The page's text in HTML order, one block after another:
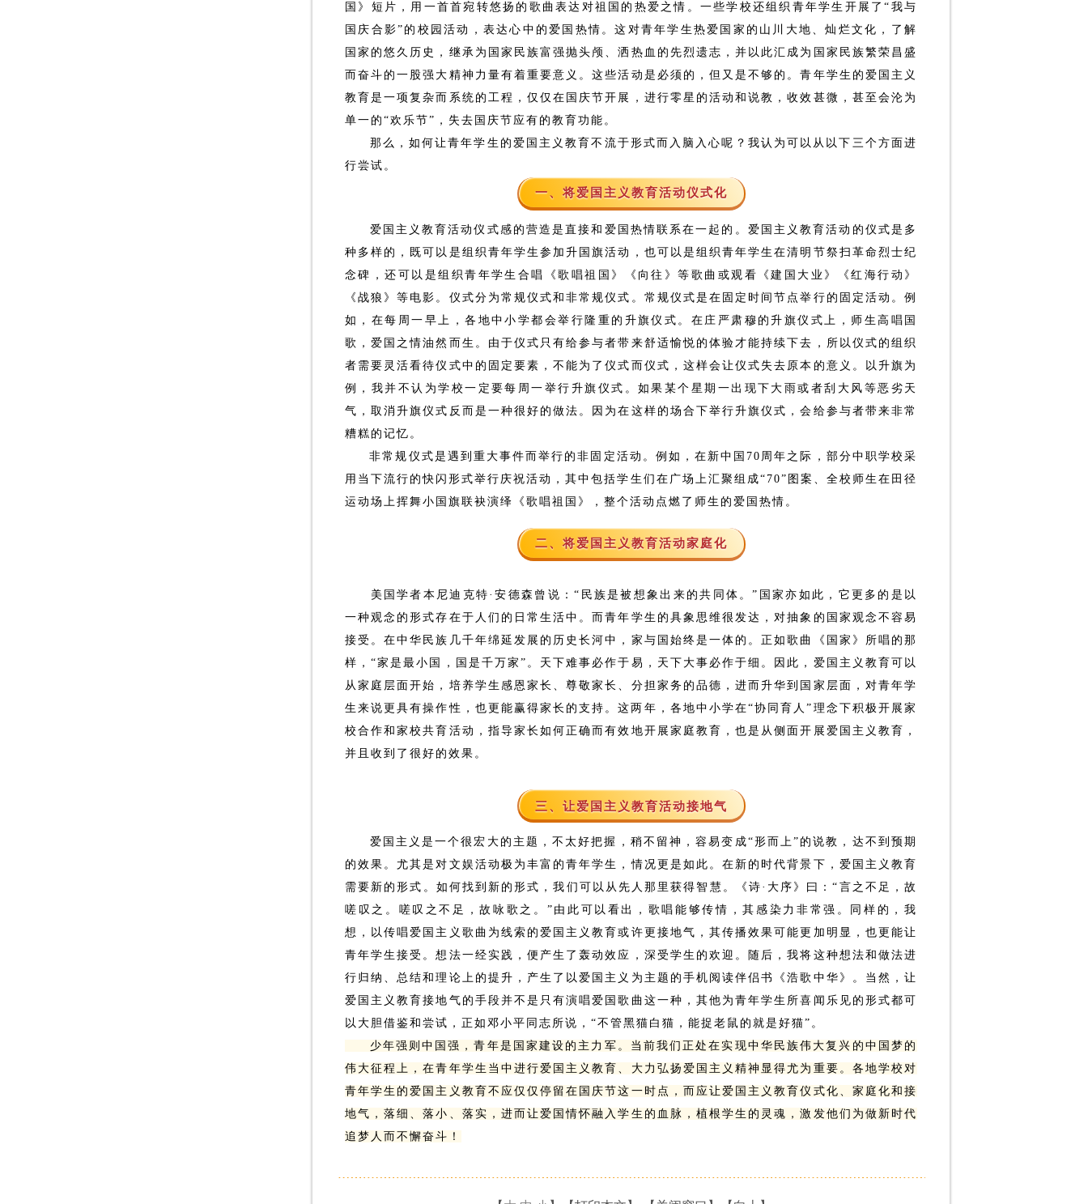
国》短片，用一首首宛转悠扬的歌曲表达对祖国的热爱之情。一些学校还组织青年学生开展了“我与
国庆合影”的校园活动，表达心中的爱国热情。这对青年学生热爱国家的山川大地、灿烂文化，了解
国家的悠久历史，继承为国家民族富强抛头颅、洒热血的先烈遗志，并以此汇成为国家民族繁荣昌盛
而奋斗的一股强大精神力量有着重要意义。这些活动是必须的，但又是不够的。青年学生的爱国主义
教育是一项复杂而系统的工程，仅仅在国庆节开展，进行零星的活动和说教，收效甚微，甚至会沦为
单一的“欢乐节”，失去国庆节应有的教育功能。
那么，如何让青年学生的爱国主义教育不流于形式而入脑入心呢？我认为可以从以下三个方面进
行尝试。
一、将爱国主义教育活动仪式化
爱国主义教育活动仪式感的营造是直接和爱国热情联系在一起的。爱国主义教育活动的仪式是多
种多样的，既可以是组织青年学生参加升国旗活动，也可以是组织青年学生在清明节祭扫革命烈士纪
念碑，还可以是组织青年学生合唱《歌唱祖国》《向往》等歌曲或观看《建国大业》《红海行动》
《战狼》等电影。仪式分为常规仪式和非常规仪式。常规仪式是在固定时间节点举行的固定活动。例
如，在每周一早上，各地中小学都会举行隆重的升旗仪式。在庄严肃穆的升旗仪式上，师生高唱国
歌，爱国之情油然而生。由于仪式只有给参与者带来舒适愉悦的体验才能持续下去，所以仪式的组织
者需要灵活看待仪式中的固定要素，不能为了仪式而仪式，这样会让仪式失去原本的意义。以升旗为
例，我并不认为学校一定要每周一举行升旗仪式。如果某个星期一出现下大雨或者刮大风等恶劣天
气，取消升旗仪式反而是一种很好的做法。因为在这样的场合下举行升旗仪式，会给参与者带来非常
糟糕的记忆。
非常规仪式是遇到重大事件而举行的非固定活动。例如，在新中国70周年之际，部分中职学校采
用当下流行的快闪形式举行庆祝活动，其中包括学生们在广场上汇聚组成“70”图案、全校师生在田径
运动场上挥舞小国旗联袂演绎《歌唱祖国》，整个活动点燃了师生的爱国热情。
二、将爱国主义教育活动家庭化
美国学者本尼迪克特·安德森曾说：“民族是被想象出来的共同体。”国家亦如此，它更多的是以
一种观念的形式存在于人们的日常生活中。而青年学生的具象思维很发达，对抽象的国家观念不容易
接受。在中华民族几千年绵延发展的历史长河中，家与国始终是一体的。正如歌曲《国家》所唱的那
样，“家是最小国，国是千万家”。天下难事必作于易，天下大事必作于细。因此，爱国主义教育可以
从家庭层面开始，培养学生感恩家长、尊敬家长、分担家务的品德，进而升华到国家层面，对青年学
生来说更具有操作性，也更能赢得家长的支持。这两年，各地中小学在“协同育人”理念下积极开展家
校合作和家校共育活动，指导家长如何正确而有效地开展家庭教育，也是从侧面开展爱国主义教育，
并且收到了很好的效果。
三、让爱国主义教育活动接地气
爱国主义是一个很宏大的主题，不太好把握，稍不留神，容易变成“形而上”的说教，达不到预期
的效果。尤其是对文娱活动极为丰富的青年学生，情况更是如此。在新的时代背景下，爱国主义教育
需要新的形式。如何找到新的形式，我们可以从先人那里获得智慧。《诗·大序》曰：“言之不足，故
嗟叹之。嗟叹之不足，故咏歌之。”由此可以看出，歌唱能够传情，其感染力非常强。同样的，我
想，以传唱爱国主义歌曲为线索的爱国主义教育或许更接地气，其传播效果可能更加明显，也更能让
青年学生接受。想法一经实践，便产生了轰动效应，深受学生的欢迎。随后，我将这种想法和做法进
行归纳、总结和理论上的提升，产生了以爱国主义为主题的手机阅读伴侣书《浩歌中华》。当然，让
爱国主义教育接地气的手段并不是只有演唱爱国歌曲这一种，其他为青年学生所喜闻乐见的形式都可
以大胆借鉴和尝试，正如邓小平同志所说，“不管黑猫白猫，能捉老鼠的就是好猫”。
少年强则中国强，青年是国家建设的主力军。当前我们正处在实现中华民族伟大复兴的中国梦的
伟大征程上，在青年学生当中进行爱国主义教育、大力弘扬爱国主义精神显得尤为重要。各地学校对
青年学生的爱国主义教育不应仅仅停留在国庆节这一时点，而应让爱国主义教育仪式化、家庭化和接
地气，落细、落小、落实，进而让爱国情怀融入学生的血脉，植根学生的灵魂，激发他们为做新时代
追梦人而不懈奋斗！